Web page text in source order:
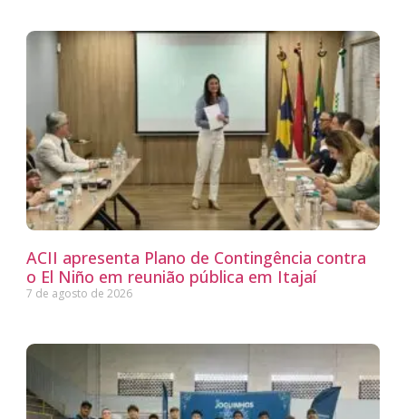
ACII apresenta Plano de Contingência contra
o El Niño em reunião pública em Itajaí
7 de agosto de 2026